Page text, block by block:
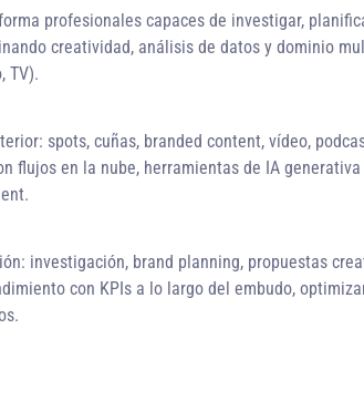
profesionales capaces de investigar,
creatividad, análisis de datos y dominio
TV).
spots, cuñas, branded content, vídeo,
flujos en la nube, herramientas de IA
investigación, brand planning, propuestas
con KPIs a lo largo del embudo,